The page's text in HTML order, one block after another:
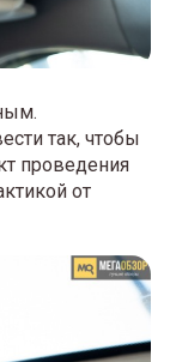
так, чтобы
проведения
от